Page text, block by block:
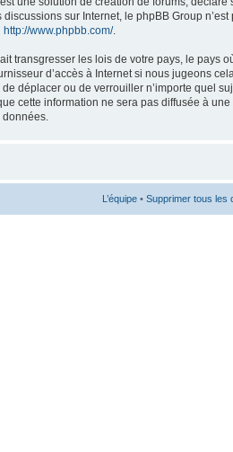
sur Internet, le phpBB Group
http://www.phpbb.com/.
les lois de votre pays, le pays
d’accès à Internet si nous jugeons
déplacer ou de verrouiller n’importe quel
cette information ne sera pas diffusée à
L’équipe • Supprimer tous les